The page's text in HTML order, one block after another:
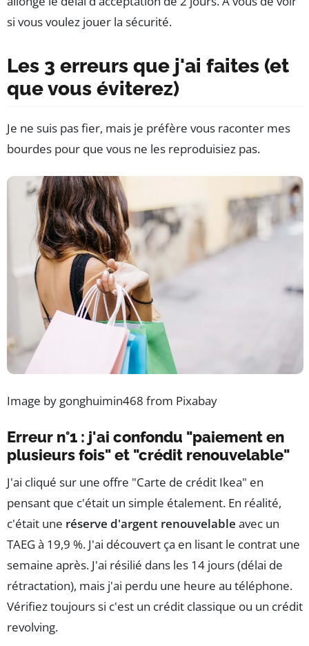
si vous voulez jouer la sécurité.
Les 3 erreurs que j'ai faites (et
que vous éviterez)
Je ne suis pas fier, mais je préfère vous raconter mes
bourdes pour que vous ne les reproduisiez pas.
Image by gonghuimin468 from Pixabay
Erreur n°1 : j'ai confondu "paiement en
plusieurs fois" et "crédit renouvelable"
J'ai cliqué sur une offre "Carte de crédit Ikea" en
pensant que c'était un simple étalement. En réalité,
c'était une réserve d'argent renouvelable avec un
TAEG à 19,9 %. J'ai découvert ça en lisant le contrat une
semaine après. J'ai résilié dans les 14 jours (délai de
rétractation), mais j'ai perdu une heure au téléphone.
Vérifiez toujours si c'est un crédit classique ou un crédit
revolving.